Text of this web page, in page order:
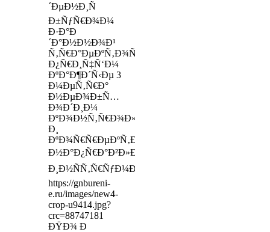
´ÐµÐ½Ð¸Ñ
Ð±ÑƒÑ€Ð¾Ð¼
Ð·Ð°Ð
´Ð°Ð½Ð½Ð¾Ð¹
Ñ‚Ñ€Ð°ÐµÐºÑ‚Ð¾Ñ€Ð¸Ð¸,
Ð¿Ñ€Ð¸Ñ‡Ñ‘Ð¼
ÐºÐ°Ð¶Ð´Ñ‹Ðµ 3
Ð¼ÐµÑ‚Ñ€Ð°
Ð½ÐµÐ¾Ð±Ñ…
Ð¾Ð´Ð¸Ð¼
ÐºÐ¾Ð½Ñ‚Ñ€Ð¾Ð»ÑŒ
Ð¸
ÐºÐ¾Ñ€Ñ€ÐµÐºÑ‚Ð¸Ñ€Ð¾Ð²ÐºÐ°
Ð½Ð°Ð¿Ñ€Ð°Ð²Ð»ÐµÐ½Ð¸Ñ
Ð¸Ð½ÑÑ‚Ñ€ÑƒÐ¼ÐµÐ½Ñ‚Ð°
https://gnbureni-
e.ru/images/new4-
crop-u9414.jpg?
crc=88747181
ÐŸÐ¾ Ð